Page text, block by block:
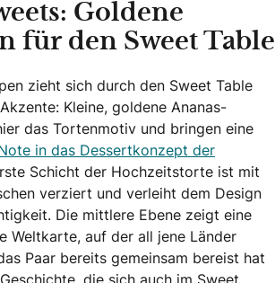
Goldene
für den Sweet Table
zieht sich durch den Sweet Table
Kleine, goldene Ananas-
das Tortenmotiv und bringen eine
in das Dessertkonzept der
Schicht der Hochzeitstorte ist mit
verziert und verleiht dem Design
Die mittlere Ebene zeigt eine
Weltkarte, auf der all jene Länder
Paar bereits gemeinsam bereist hat